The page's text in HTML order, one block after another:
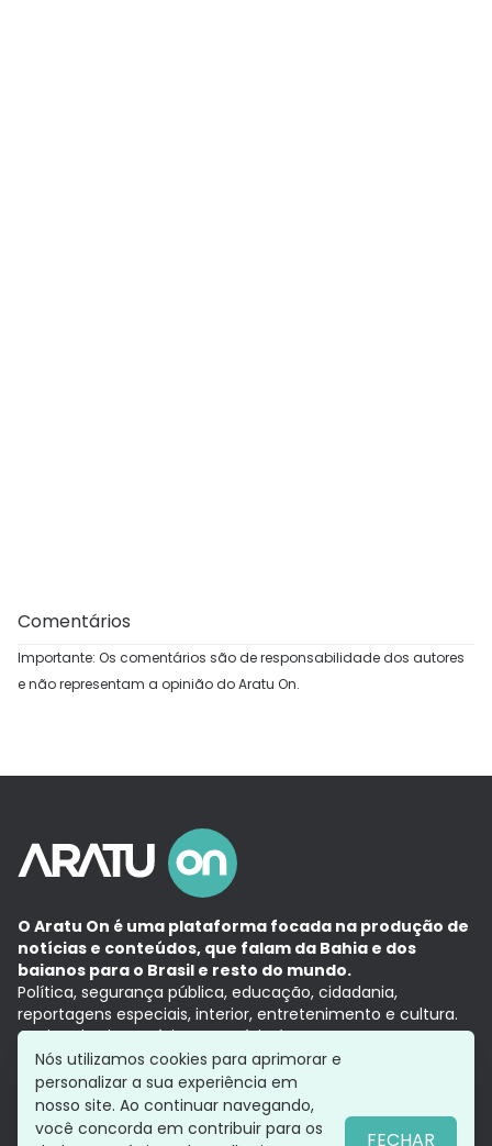
Comentários
Importante: Os comentários são de responsabilidade dos autores
e não representam a opinião do Aratu On.
O Aratu On é uma plataforma focada na produção de
notícias e conteúdos, que falam da Bahia e dos
baianos para o Brasil e resto do mundo.
Política, segurança pública, educação, cidadania,
reportagens especiais, interior, entretenimento e cultura.
Aqui, tudo vira notícia e a notícia é no tempo presente,
com a credibilidade do Grupo Aratu.
Grupo Aratu
Política de privacidade
Nós utilizamos cookies para aprimorar e
personalizar a sua experiência em
nosso site. Ao continuar navegando,
você concorda em contribuir para os
FECHAR